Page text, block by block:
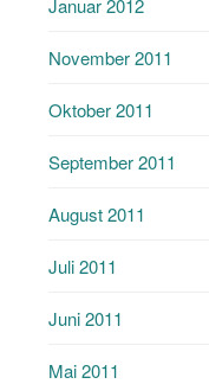
November 2011
Oktober 2011
September 2011
August 2011
Juli 2011
Juni 2011
Mai 2011